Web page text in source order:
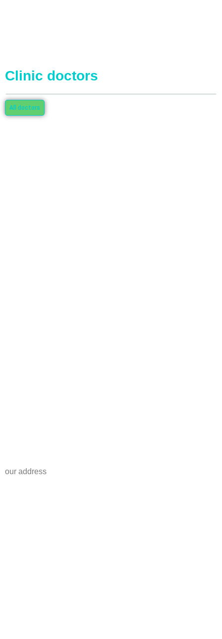
Clinic doctors
All doctors
our address